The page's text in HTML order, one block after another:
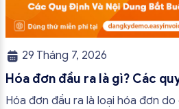
29 Tháng 7, 2026
Hóa đơn đầu ra là gì? Các
bắt buộc mới nhất
Hóa đơn đầu ra là loại hóa đơn